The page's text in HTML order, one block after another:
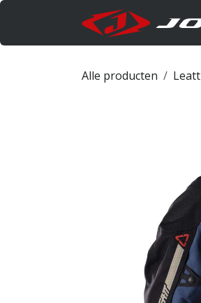
Overslaan naar inhoud
Alle producten Leatt